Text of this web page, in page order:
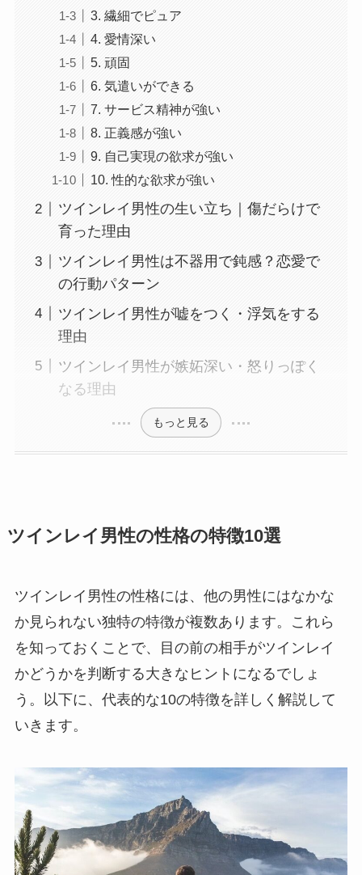
3. 繊細でピュア
4. 愛情深い
5. 頑固
6. 気遣いができる
7. サービス精神が強い
8. 正義感が強い
9. 自己実現の欲求が強い
10. 性的な欲求が強い
ツインレイ男性の生い立ち｜傷だらけで
育った理由
ツインレイ男性は不器用で鈍感？恋愛で
の行動パターン
ツインレイ男性が嘘をつく・浮気をする
理由
ツインレイ男性が嫉妬深い・怒りっぽく
なる理由
もっと見る
ツインレイ男性の性格の特徴10選
ツインレイ男性の性格には、他の男性にはなかな
か見られない独特の特徴が複数あります。これら
を知っておくことで、目の前の相手がツインレイ
かどうかを判断する大きなヒントになるでしょ
う。以下に、代表的な10の特徴を詳しく解説して
いきます。